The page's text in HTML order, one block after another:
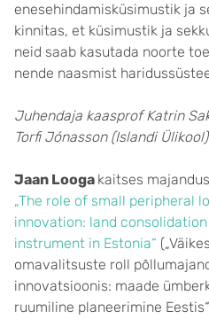
enesehindamisküsimustik ja
kinnitas, et küsimustik ja
neid saab kasutada noorte
nende naasmist
Juhendaja kaasprof Katrin
Torfi Jónasson (Islandi
Jaan Looga kaitses
„The role of small peripheral
innovation: land
instrument in Estonia“
omavalitsuste roll
innovatsioonis: maade
ruumiline planeerimine